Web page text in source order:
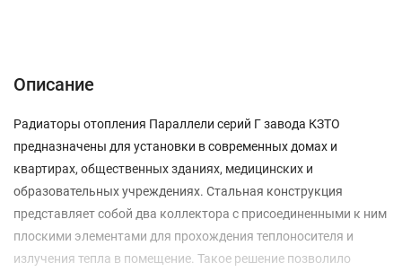
Описание
Радиаторы отопления Параллели серий Г завода КЗТО
предназначены для установки в современных домах и
квартирах, общественных зданиях, медицинских и
образовательных учреждениях. Стальная конструкция
представляет собой два коллектора с присоединенными к ним
плоскими элементами для прохождения теплоносителя и
излучения тепла в помещение. Такое решение позволило